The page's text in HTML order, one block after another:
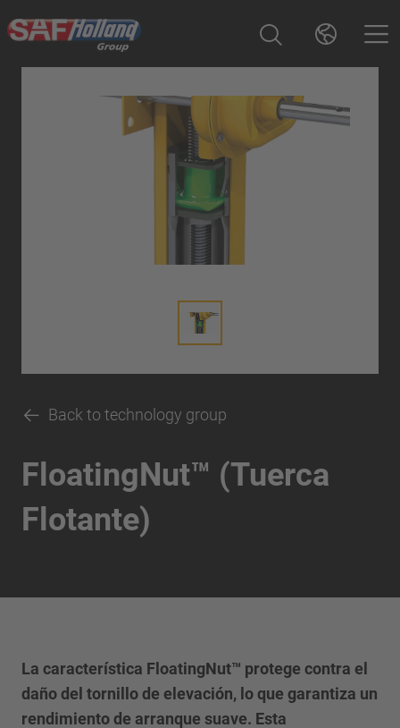
Back to technology group
FloatingNut™ (Tuerca
Flotante)
La característica FloatingNut™ protege contra el
daño del tornillo de elevación, lo que garantiza un
rendimiento de arranque suave. Esta